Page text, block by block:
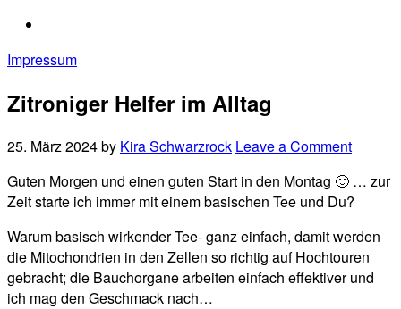
Impressum
Zitroniger Helfer im Alltag
25. März 2024by Kira Schwarzrock Leave a Comment
Guten Morgen und einen guten Start in den Montag 🙂 … zur
Zeit starte ich immer mit einem basischen Tee und Du?
Warum basisch wirkender Tee- ganz einfach, damit werden
die Mitochondrien in den Zellen so richtig auf Hochtouren
gebracht; die Bauchorgane arbeiten einfach effektiver und
ich mag den Geschmack nach…